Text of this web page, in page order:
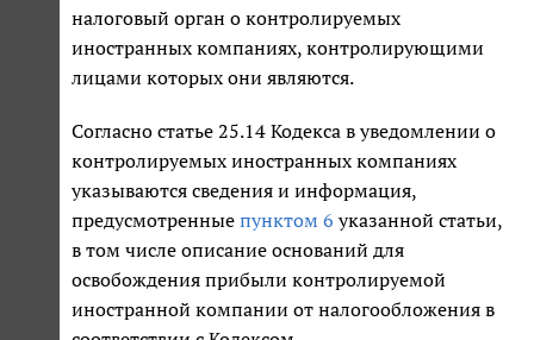
налоговый орган о контролируемых
иностранных компаниях, контролирующими
лицами которых они являются.
Согласно статье 25.14 Кодекса в уведомлении о
контролируемых иностранных компаниях
указываются сведения и информация,
предусмотренные пунктом 6 указанной статьи,
в том числе описание оснований для
освобождения прибыли контролируемой
иностранной компании от налогообложения в